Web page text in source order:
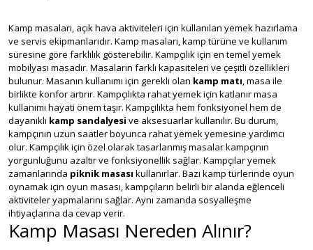
Kamp masaları, açık hava aktiviteleri için kullanılan yemek hazırlama
ve servis ekipmanlarıdır. Kamp masaları, kamp türüne ve kullanım
süresine göre farklılık gösterebilir. Kampçılık için en temel yemek
mobilyası masadır. Masaların farklı kapasiteleri ve çeşitli özellikleri
bulunur. Masanın kullanımı için gerekli olan kamp matı, masa ile
birlikte konfor artırır. Kampçılıkta rahat yemek için katlanır masa
kullanımı hayati önem taşır. Kampçılıkta hem fonksiyonel hem de
dayanıklı kamp sandalyesi ve aksesuarlar kullanılır. Bu durum,
kampçının uzun saatler boyunca rahat yemek yemesine yardımcı
olur. Kampçılık için özel olarak tasarlanmış masalar kampçının
yorgunluğunu azaltır ve fonksiyonellik sağlar. Kampçılar yemek
zamanlarında piknik masası kullanırlar. Bazı kamp türlerinde oyun
oynamak için oyun masası, kampçıların belirli bir alanda eğlenceli
aktiviteler yapmalarını sağlar. Aynı zamanda sosyalleşme
ihtiyaçlarına da cevap verir.
Kamp Masası Nereden Alınır?